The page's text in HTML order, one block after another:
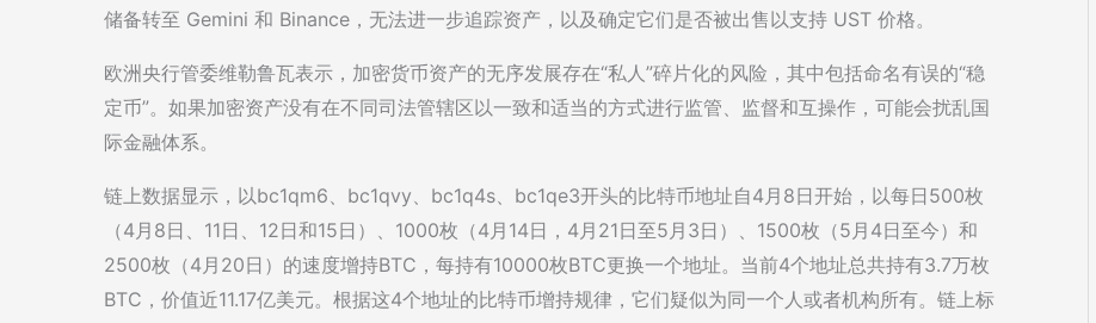
储备转至 Gemini 和 Binance，无法进一步追踪资产，以及确定它们是否被出售以支持 UST 价格。
欧洲央行管委维勒鲁瓦表示，加密货币资产的无序发展存在“私人”碎片化的风险，其中包括命名有误的“稳
定币”。如果加密资产没有在不同司法管辖区以一致和适当的方式进行监管、监督和互操作，可能会扰乱国
际金融体系。
链上数据显示，以bc1qm6、bc1qvy、bc1q4s、bc1qe3开头的比特币地址自4月8日开始，以每日500枚
（4月8日、11日、12日和15日）、1000枚（4月14日，4月21日至5月3日）、1500枚（5月4日至今）和
2500枚（4月20日）的速度增持BTC，每持有10000枚BTC更换一个地址。当前4个地址总共持有3.7万枚
BTC，价值近11.17亿美元。根据这4个地址的比特币增持规律，它们疑似为同一个人或者机构所有。链上标